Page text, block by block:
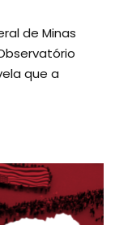
de Minas
que a